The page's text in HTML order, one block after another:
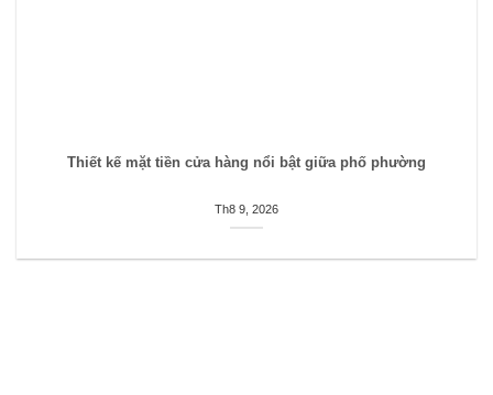
Thiết kế mặt tiền cửa hàng nổi bật giữa phố phường
Th8 9, 2026